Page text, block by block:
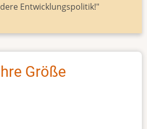
Entwicklungspolitik!"
Größe